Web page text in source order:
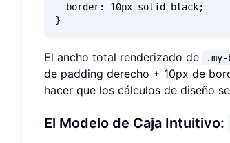
  border: 10px solid black;
El ancho total renderizado de .my-
de padding derecho + 10px de
hacer que los cálculos de diseño
El Modelo de Caja Intuitivo: